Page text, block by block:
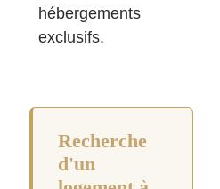
hébergements
exclusifs.
Recherche
d'un